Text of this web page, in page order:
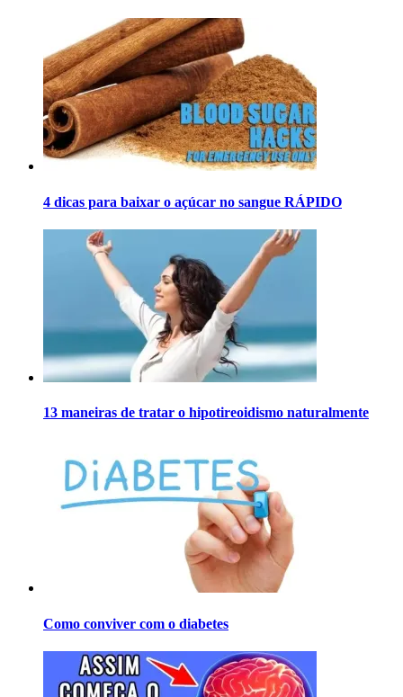
4 dicas para baixar o açúcar no sangue RÁPIDO
13 maneiras de tratar o hipotireoidismo naturalmente
Como conviver com o diabetes